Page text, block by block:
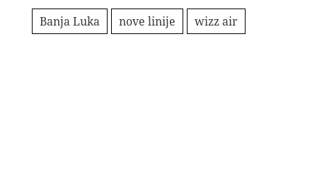
Banja Luka nove linije wizz air